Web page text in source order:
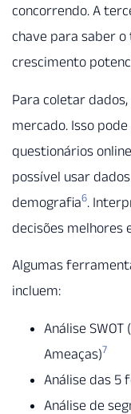
concorrendo. A
chave para saber
crescimento
Para coletar
mercado. Isso
questionários
possível usar
demografia6.
decisões melhores
Algumas
incluem:
Análise
Ameaças)7
Análise das 5
Análise de